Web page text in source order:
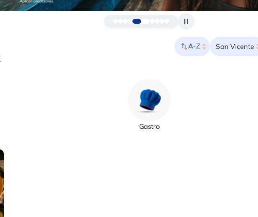
A-Z San Vicente
Gastro